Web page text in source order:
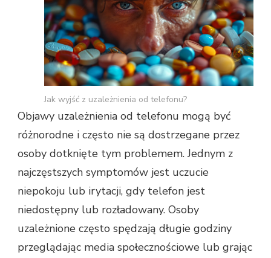
Jak wyjść z uzależnienia od telefonu?
Objawy uzależnienia od telefonu mogą być
różnorodne i często nie są dostrzegane przez
osoby dotknięte tym problemem. Jednym z
najczęstszych symptomów jest uczucie
niepokoju lub irytacji, gdy telefon jest
niedostępny lub rozładowany. Osoby
uzależnione często spędzają długie godziny
przeglądając media społecznościowe lub grając